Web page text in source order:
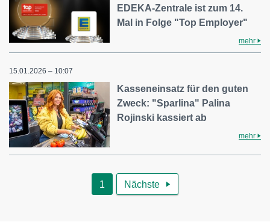
EDEKA-Zentrale ist zum 14.
Mal in Folge "Top Employer"
mehr
15.01.2026 – 10:07
Kasseneinsatz für den guten
Zweck: "Sparlina" Palina
Rojinski kassiert ab
mehr
1 Nächste 